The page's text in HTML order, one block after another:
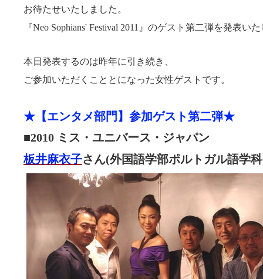
お待たせいたしました。
『Neo Sophians' Festival 2011 』のゲスト第二弾を発表い
本日発表するのは昨年に引き続き、
ご参加いただくこととになった女性ゲストです。
★ 【エンタメ部門】 参加ゲスト第二弾★
■2010 ミス・ユニバース・ジャパン
板井麻衣子さん(外国語学部ポルトガル語学